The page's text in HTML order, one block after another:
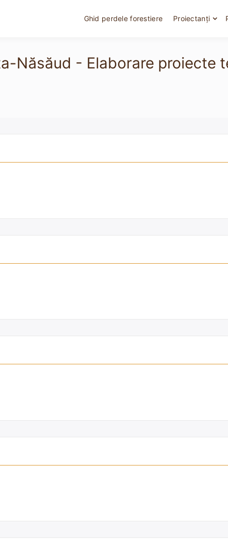
Ghid perdele forestiere Proiectanți
Năsăud - Elaborare proiecte